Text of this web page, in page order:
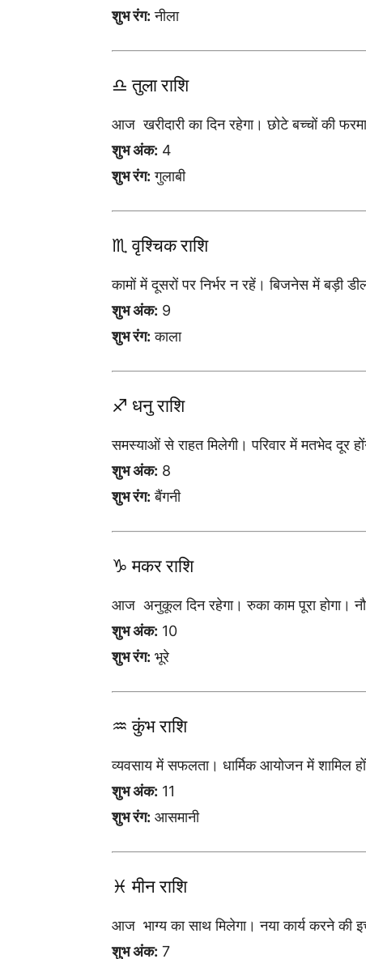
शुभ रंग: नीला
♎ तुला राशि
आज खरीदारी का दिन रहेगा। छोटे बच्चों की
शुभ अंक: 4
शुभ रंग: गुलाबी
♏ वृश्चिक राशि
कामों में दूसरों पर निर्भर न रहें। बिजनेस में बड़ी
शुभ अंक: 9
शुभ रंग: काला
♐ धनु राशि
समस्याओं से राहत मिलेगी। परिवार में मतभेद दूर
शुभ अंक: 8
शुभ रंग: बैंगनी
♑ मकर राशि
आज अनुकूल दिन रहेगा। रुका काम पूरा होगा।
शुभ अंक: 10
शुभ रंग: भूरे
♒ कुंभ राशि
व्यवसाय में सफलता। धार्मिक आयोजन में शामिल
शुभ अंक: 11
शुभ रंग: आसमानी
♓ मीन राशि
आज भाग्य का साथ मिलेगा। नया कार्य करने की
शुभ अंक: 7